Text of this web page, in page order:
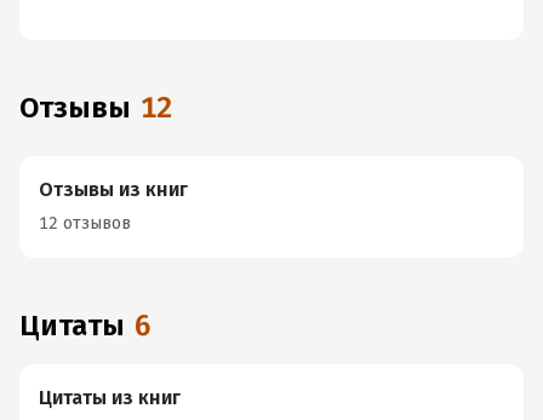
Отзывы 12
Отзывы из книг
12 отзывов
Цитаты 6
Цитаты из книг